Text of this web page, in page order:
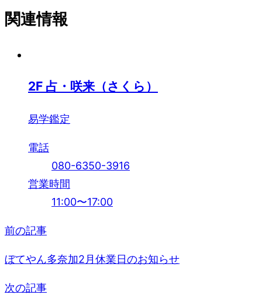
関連情報
2F 占・咲来（さくら）
易学鑑定
電話
080-6350-3916
営業時間
11:00〜17:00
投
稿
ナ
前の記事
ぼてやん多奈加2月休業日のお知らせ
次の記事